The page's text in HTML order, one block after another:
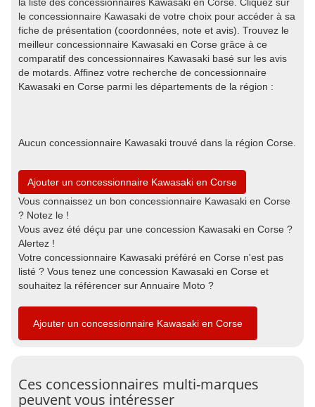
le concessionnaire Kawasaki de votre choix pour accéder à sa
fiche de présentation (coordonnées, note et avis). Trouvez le
meilleur concessionnaire Kawasaki en Corse grâce à ce
comparatif des concessionnaires Kawasaki basé sur les avis
de motards. Affinez votre recherche de concessionnaire
Kawasaki en Corse parmi les départements de la région :
Aucun concessionnaire Kawasaki trouvé dans la région Corse.
Ajouter un concessionnaire Kawasaki en Corse
Vous connaissez un bon concessionnaire Kawasaki en Corse
? Notez le !
Vous avez été déçu par une concession Kawasaki en Corse ?
Alertez !
Votre concessionnaire Kawasaki préféré en Corse n'est pas
listé ? Vous tenez une concession Kawasaki en Corse et
souhaitez la référencer sur Annuaire Moto ?
Ajouter un concessionnaire Kawasaki en Corse
Ces concessionnaires multi-marques
peuvent vous intéresser